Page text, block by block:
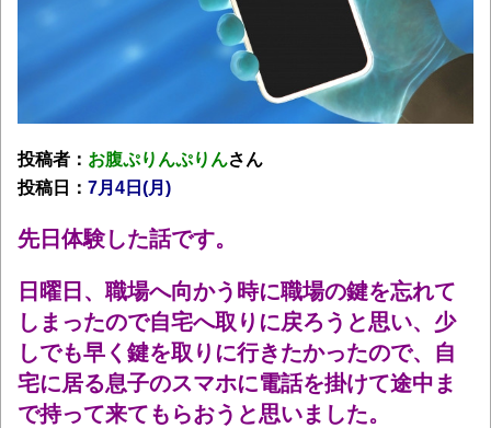
投稿者： お腹ぷりんぷりんさん
投稿日： 7月4日(月 )
先日体験した話です。
日曜日、職場へ向かう時に職場の鍵を忘れて
しまったので自宅へ取りに戻ろうと思い、少
しでも早く鍵を取りに行きたかったので、自
宅に居る息子のスマホに電話を掛けて途中ま
で持って来てもらおうと思いました。